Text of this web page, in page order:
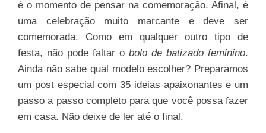
é o momento de pensar na comemoração. Afinal, é
uma celebração muito marcante e deve ser
comemorada. Como em qualquer outro tipo de
festa, não pode faltar o bolo de batizado feminino.
Ainda não sabe qual modelo escolher? Preparamos
um post especial com 35 ideias apaixonantes e um
passo a passo completo para que você possa fazer
em casa. Não deixe de ler até o final.